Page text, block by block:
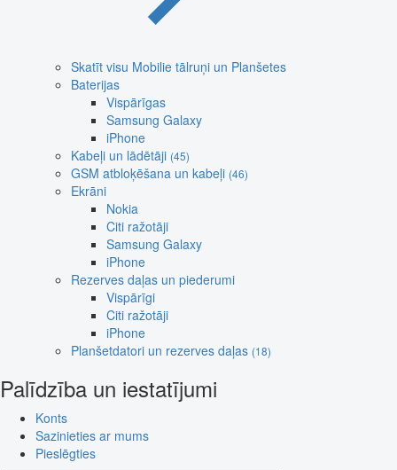
Skatīt visu Mobilie tālruņi un Planšetes
Baterijas
Vispārīgas
Samsung Galaxy
iPhone
Kabeļi un lādētāji (45)
GSM atbloķēšana un kabeļi (46)
Ekrāni
Nokia
Citi ražotāji
Samsung Galaxy
iPhone
Rezerves daļas un piederumi
Vispārīgi
Citi ražotāji
iPhone
Planšetdatori un rezerves daļas (18)
Palīdzība un iestatījumi
Konts
Sazinieties ar mums
Pieslēgties